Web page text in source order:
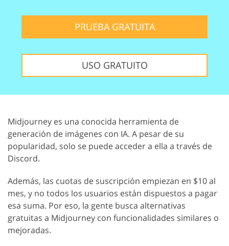
PRUEBA GRATUITA
USO GRATUITO
Midjourney es una conocida herramienta de
generación de imágenes con IA. A pesar de su
popularidad, solo se puede acceder a ella a través de
Discord.
Además, las cuotas de suscripción empiezan en $10 al
mes, y no todos los usuarios están dispuestos a pagar
esa suma. Por eso, la gente busca alternativas
gratuitas a Midjourney con funcionalidades similares o
mejoradas.